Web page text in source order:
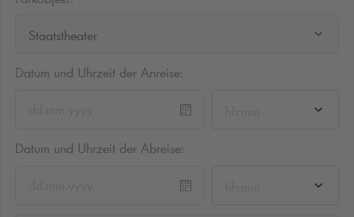
Staatstheater
Datum und Uhrzeit der Anreise:
Datum und Uhrzeit der Abreise: